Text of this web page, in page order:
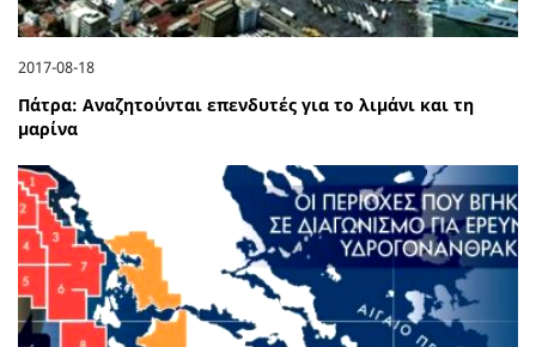
2017-08-18
Πάτρα: Αναζητούνται επενδυτές για το λιμάνι και τη
μαρίνα